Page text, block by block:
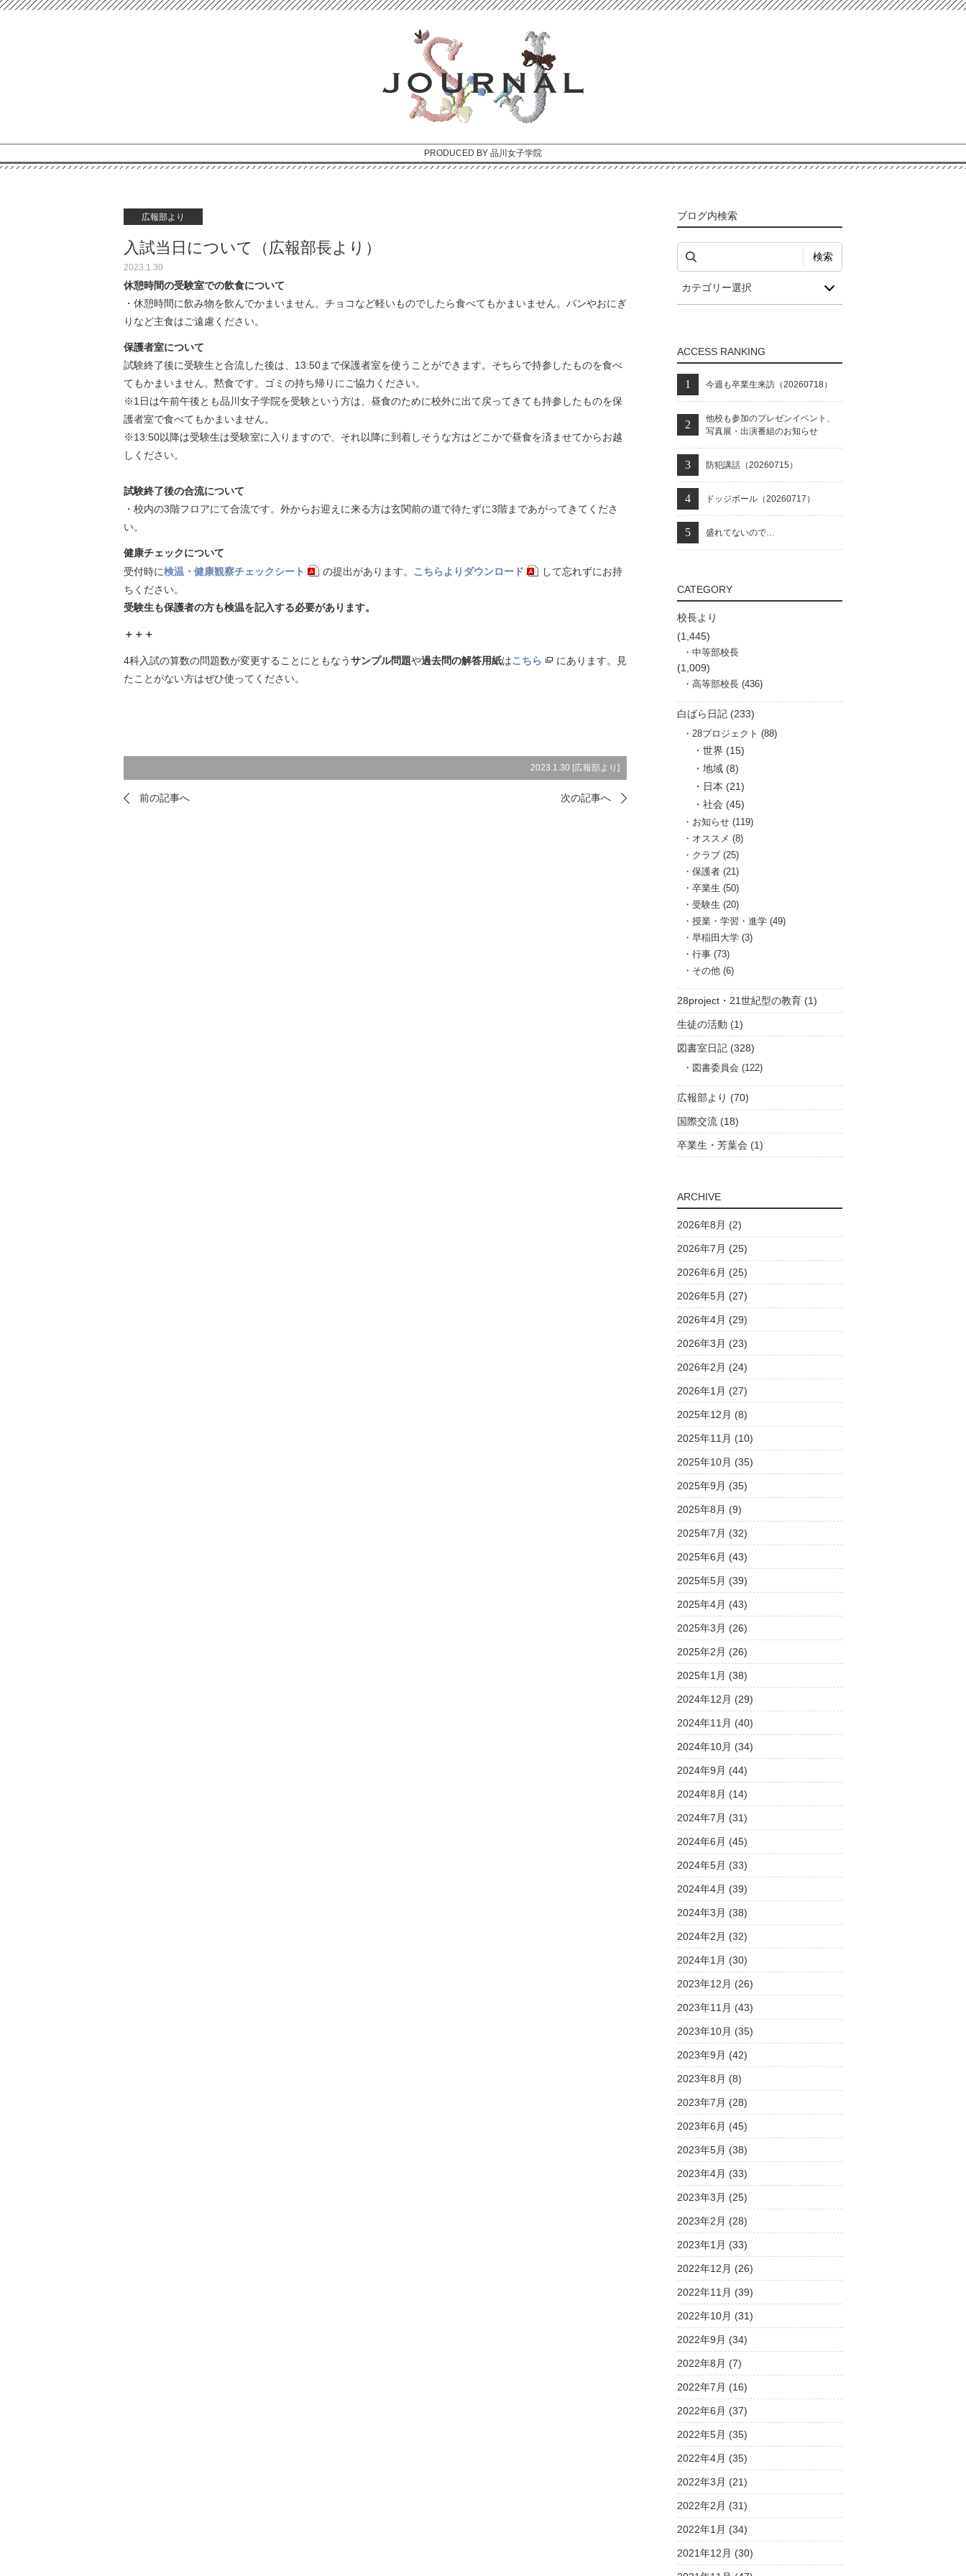
PRODUCED BY 品川女子学院
広報部より
入試当日について（広報部長より）
2023.1.30
休憩時間の受験室での飲食について
・休憩時間に飲み物を飲んでかまいません。チョコなど軽いものでしたら食べてもかまいません。パンやおにぎ
りなど主食はご遠慮ください。
保護者室について
試験終了後に受験生と合流した後は、13:50まで保護者室を使うことができます。そちらで持参したものを食べ
てもかまいません。黙食です。ゴミの持ち帰りにご協力ください。
※1日は午前午後とも品川女子学院を受験という方は、昼食のために校外に出て戻ってきても持参したものを保
護者室で食べてもかまいません。
※13:50以降は受験生は受験室に入りますので、それ以降に到着しそうな方はどこかで昼食を済ませてからお越
しください。
試験終了後の合流について
・校内の3階フロアにて合流です。外からお迎えに来る方は玄関前の道で待たずに3階まであがってきてくださ
い。
健康チェックについて
受付時に検温・健康観察チェックシート の提出があります。 こちらよりダウンロード
して忘れずにお持
ちください。
受験生も保護者の方も検温を記入する必要があります。
＋＋＋
4科入試の算数の問題数が変更することにともなうサンプル問題や過去問の解答用紙はこちら
にあります。見
たことがない方はぜひ使ってください。
2023.1.30 [広報部より ]
前の記事へ 次の記事へ
ブログ内検索
検索
カテゴリー選択
ACCESS RANKING
今週も卒業生来訪（20260718）
他校も参加のプレゼンイベント、
写真展・出演番組のお知らせ
防犯講話（20260715）
ドッジボール（20260717）
盛れてないので…
CATEGORY
校長より
(1,445)
中等部校長
(1,009)
高等部校長 (436)
白ばら日記 (233)
28プロジェクト (88)
世界 (15)
地域 (8)
日本 (21)
社会 (45)
お知らせ (119)
オススメ (8)
クラブ (25)
保護者 (21)
卒業生 (50)
受験生 (20)
授業・学習・進学 (49)
早稲田大学 (3)
行事 (73)
その他 (6)
28project・21世紀型の教育 (1)
生徒の活動 (1)
図書室日記 (328)
図書委員会 (122)
広報部より (70)
国際交流 (18)
卒業生・芳葉会 (1)
ARCHIVE
2026年8月 (2)
2026年7月 (25)
2026年6月 (25)
2026年5月 (27)
2026年4月 (29)
2026年3月 (23)
2026年2月 (24)
2026年1月 (27)
2025年12月 (8)
2025年11月 (10)
2025年10月 (35)
2025年9月 (35)
2025年8月 (9)
2025年7月 (32)
2025年6月 (43)
2025年5月 (39)
2025年4月 (43)
2025年3月 (26)
2025年2月 (26)
2025年1月 (38)
2024年12月 (29)
2024年11月 (40)
2024年10月 (34)
2024年9月 (44)
2024年8月 (14)
2024年7月 (31)
2024年6月 (45)
2024年5月 (33)
2024年4月 (39)
2024年3月 (38)
2024年2月 (32)
2024年1月 (30)
2023年12月 (26)
2023年11月 (43)
2023年10月 (35)
2023年9月 (42)
2023年8月 (8)
2023年7月 (28)
2023年6月 (45)
2023年5月 (38)
2023年4月 (33)
2023年3月 (25)
2023年2月 (28)
2023年1月 (33)
2022年12月 (26)
2022年11月 (39)
2022年10月 (31)
2022年9月 (34)
2022年8月 (7)
2022年7月 (16)
2022年6月 (37)
2022年5月 (35)
2022年4月 (35)
2022年3月 (21)
2022年2月 (31)
2022年1月 (34)
2021年12月 (30)